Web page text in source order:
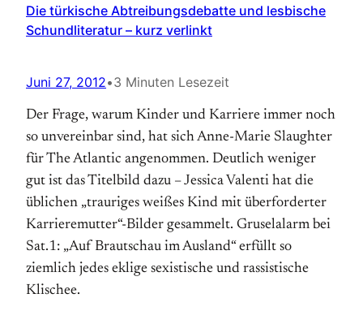
Die türkische Abtreibungsdebatte und lesbische
Schundliteratur – kurz verlinkt
Juni 27, 2012•3 Minuten Lesezeit
Der Frage, warum Kinder und Karriere immer noch
so unvereinbar sind, hat sich Anne-Marie Slaughter
für The Atlantic angenommen. Deutlich weniger
gut ist das Titelbild dazu – Jessica Valenti hat die
üblichen „trauriges weißes Kind mit überforderter
Karrieremutter“-Bilder gesammelt. Gruselalarm bei
Sat.1: „Auf Brautschau im Ausland“ erfüllt so
ziemlich jedes eklige sexistische und rassistische
Klischee.